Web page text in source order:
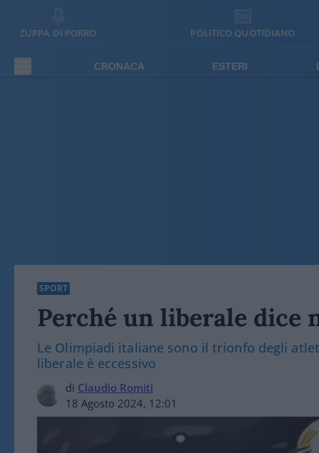
ZUPPA DI PORRO POLITICO QUOTIDIANO
CRONACA ESTERI
SPORT
Perché un liberale dice
Le Olimpiadi italiane sono il trionfo degli
liberale è eccessivo
di Claudio Romiti
18 Agosto 2024, 12:01